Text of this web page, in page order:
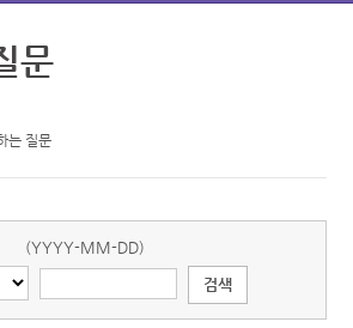
문
는 질문
(YYYY-MM-DD)